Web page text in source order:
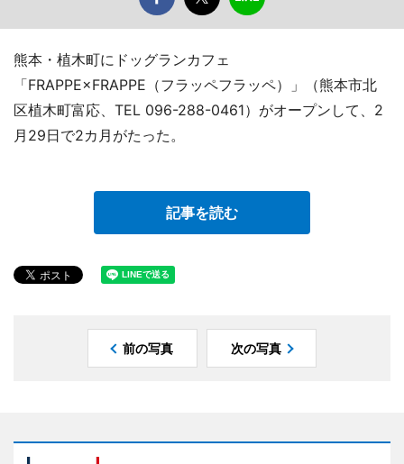
熊本・植木町にドッグランカフェ
「FRAPPE×FRAPPE（フラッペフラッペ）」（熊本市北
区植木町富応、TEL 096-288-0461）がオープンして、2
月29日で2カ月がたった。
記事を読む
前の写真 次の写真